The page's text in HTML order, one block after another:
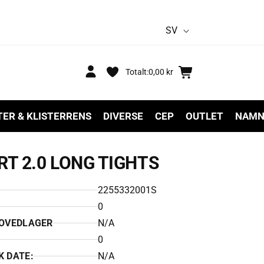
S
k
SV
Totalt:0,00 kr
Varukorg
& KLISTERRENS DIVERSE CEP OUTLET
2.0 LONG TIGHTS
2255332001S
0
N/A
0
DATE:
N/A